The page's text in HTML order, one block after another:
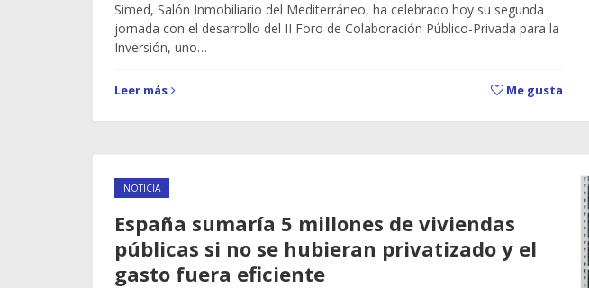
Simed, Salón Inmobiliario del Mediterráneo, ha celebrado hoy su segunda
jornada con el desarrollo del II Foro de Colaboración Público-Privada para la
Inversión, uno…
Leer más Me gusta
NOTICIA
España sumaría 5 millones de viviendas
públicas si no se hubieran privatizado y el
gasto fuera eficiente